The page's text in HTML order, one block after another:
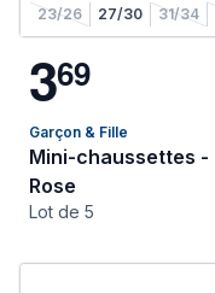
23/26 27/30 31/34
369
Garçon & Fille
Mini-chaussettes -
Rose
Lot de 5